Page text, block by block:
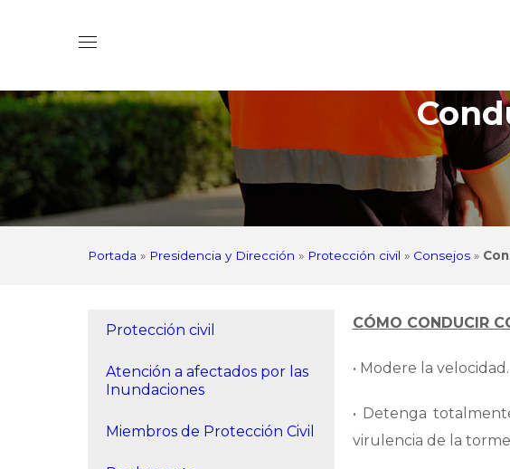
Portada » Presidencia y Dirección » Protección civil » Consejos »
Protección civil
Atención a afectados por las
Inundaciones
Miembros de Protección Civil
CÓMO CONDUCIR
• Modere la velocidad.
• Detenga
virulencia de la